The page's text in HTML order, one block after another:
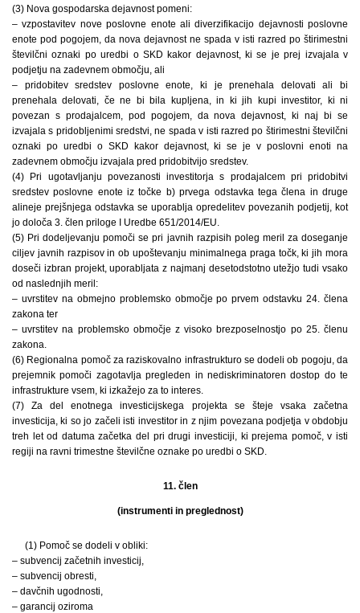
(3) Nova gospodarska dejavnost pomeni:
– vzpostavitev nove poslovne enote ali diverzifikacijo dejavnosti poslovne
enote pod pogojem, da nova dejavnost ne spada v isti razred po štirimestni
številčni oznaki po uredbi o SKD kakor dejavnost, ki se je prej izvajala v
podjetju na zadevnem območju, ali
– pridobitev sredstev poslovne enote, ki je prenehala delovati ali bi
prenehala delovati, če ne bi bila kupljena, in ki jih kupi investitor, ki ni
povezan s prodajalcem, pod pogojem, da nova dejavnost, ki naj bi se
izvajala s pridobljenimi sredstvi, ne spada v isti razred po štirimestni številčni
oznaki po uredbi o SKD kakor dejavnost, ki se je v poslovni enoti na
zadevnem območju izvajala pred pridobitvijo sredstev.
(4) Pri ugotavljanju povezanosti investitorja s prodajalcem pri pridobitvi
sredstev poslovne enote iz točke b) prvega odstavka tega člena in druge
alineje prejšnjega odstavka se uporablja opredelitev povezanih podjetij, kot
jo določa 3. člen priloge I Uredbe 651/2014/EU.
(5) Pri dodeljevanju pomoči se pri javnih razpisih poleg meril za doseganje
ciljev javnih razpisov in ob upoštevanju minimalnega praga točk, ki jih mora
doseči izbran projekt, uporabljata z najmanj desetodstotno utežjo tudi vsako
od naslednjih meril:
– uvrstitev na obmejno problemsko območje po prvem odstavku 24. člena
zakona ter
– uvrstitev na problemsko območje z visoko brezposelnostjo po 25. členu
zakona.
(6) Regionalna pomoč za raziskovalno infrastrukturo se dodeli ob pogoju, da
prejemnik pomoči zagotavlja pregleden in nediskriminatoren dostop do te
infrastrukture vsem, ki izkažejo za to interes.
(7) Za del enotnega investicijskega projekta se šteje vsaka začetna
investicija, ki so jo začeli isti investitor in z njim povezana podjetja v obdobju
treh let od datuma začetka del pri drugi investiciji, ki prejema pomoč, v isti
regiji na ravni trimestne številčne oznake po uredbi o SKD.
11. člen
(instrumenti in preglednost)
(1) Pomoč se dodeli v obliki:
– subvencij začetnih investicij,
– subvencij obresti,
– davčnih ugodnosti,
– garancij oziroma